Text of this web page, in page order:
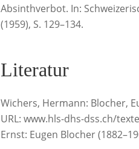
Absinthverbot. In:
(1959), S. 129–134.
Literatur
Wichers, Hermann: Blocher,
URL: www.hls-dhs-dss.ch/
Ernst: Eugen Blocher